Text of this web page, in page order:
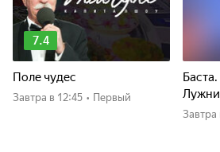
7.4
Поле чудес
Завтра в 12:45 • Первый
Завтра